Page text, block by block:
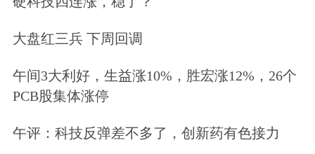
台北发表英伟达GTC台北2026主题演
讲，其中面向智能驾驶领域发布
Alpamayo 2 Super车端大模型，并同步
推进DRIVE Hyperion全球商业化部署计
划。
大盘红三兵 下周回调
午间3大利好，生益涨10%，胜宏涨12%，26个
PCB股集体涨停
午评：科技反弹差不多了，创新药有色接力